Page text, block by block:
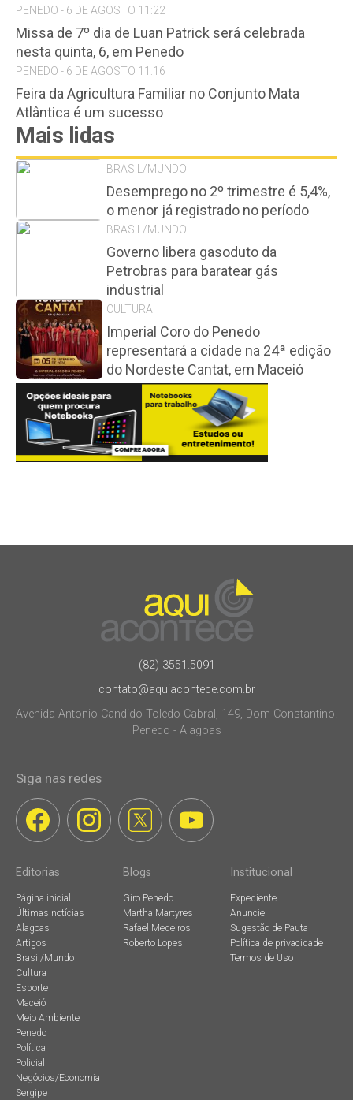
PENEDO - 6 DE AGOSTO 11:22
Missa de 7º dia de Luan Patrick será celebrada
nesta quinta, 6, em Penedo
PENEDO - 6 DE AGOSTO 11:16
Feira da Agricultura Familiar no Conjunto Mata
Atlântica é um sucesso
Mais lidas
BRASIL/MUNDO
Desemprego no 2º trimestre é 5,4%,
o menor já registrado no período
BRASIL/MUNDO
Governo libera gasoduto da
Petrobras para baratear gás
industrial
CULTURA
Imperial Coro do Penedo
representará a cidade na 24ª edição
do Nordeste Cantat, em Maceió
(82) 3551.5091
contato@aquiacontece.com.br
Avenida Antonio Candido Toledo Cabral, 149, Dom Constantino.
Penedo - Alagoas
Siga nas redes
Editorias
Página inicial
Últimas notícias
Alagoas
Artigos
Brasil/Mundo
Cultura
Esporte
Maceió
Meio Ambiente
Penedo
Política
Policial
Negócios/Economia
Sergipe
Blogs
Giro Penedo
Martha Martyres
Rafael Medeiros
Roberto Lopes
Institucional
Expediente
Anuncie
Sugestão de Pauta
Política de privacidade
Termos de Uso